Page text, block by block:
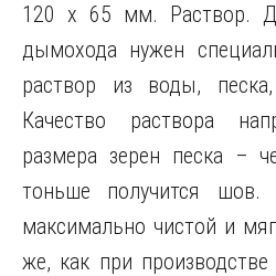
120 х 65 мм. Раствор.
дымохода нужен
раствор из воды,
Качество раствора
размера зерен песка –
тоньше получится
максимально чистой и
же, как при производстве